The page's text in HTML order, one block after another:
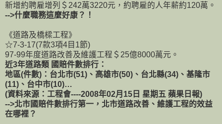
新增約聘雇增列＄242萬3220元，約聘雇的人年薪約120萬。
-->什麼職務這麼好康？！
《道路及橋樑工程》
☆7-3-17(7款3項4目1節)
97-99年度道路改善及維護工程＄25億8000萬元。
近3年道路類 國賠件數排行：
地區(件數)：台北市(51)、高雄市(50)、台北縣(34)、基隆市
(11)、台中市(10)…
(資料來源：工程會----2008年02月15日 星期五 蘋果日報)
-->北市國賠件數排行第一，北市道路改善、維護工程的效益
在哪裡？